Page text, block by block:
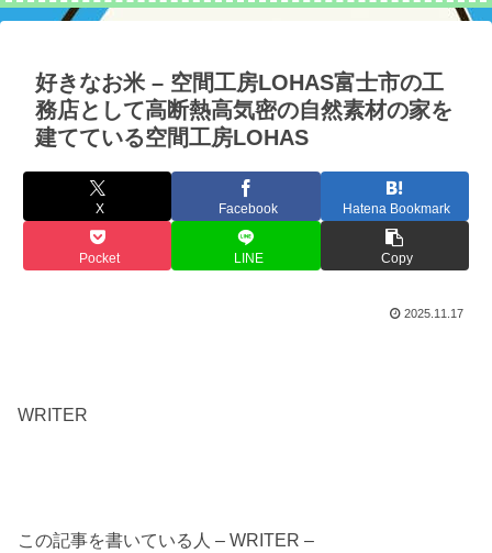
好きなお米 – 空間工房LOHAS富士市の工
務店として高断熱高気密の自然素材の家を
建てている空間工房LOHAS
X Facebook Hatena Bookmark
Pocket LINE Copy
2025.11.17
WRITER
この記事を書いている人 – WRITER –